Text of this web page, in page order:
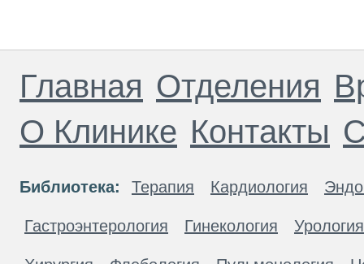
Главная Отделения
О Клинике Контакты
Библиотека: Терапия Кардиология
Гастроэнтерология Гинекология Урология